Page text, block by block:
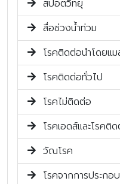
สปอตวิทยุ
สื่อช่วงน้ำท่วม
โรคติดต่อนำโดยแ
โรคติดต่อทั่วไป
โรคไม่ติดต่อ
โรคเอดส์และโรค
วัณโรค
โรคจากการประก